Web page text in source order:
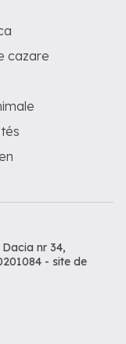
cazare
nr 34,
- site de